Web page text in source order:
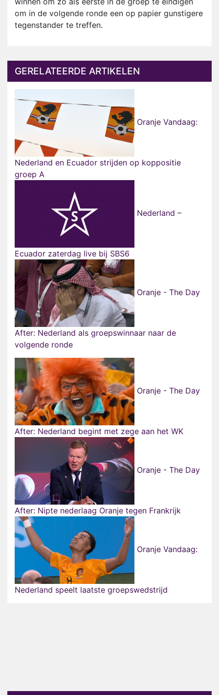
om in de volgende ronde een op papier gunstigere
tegenstander te treffen.
GERELATEERDE ARTIKELEN
Oranje Vandaag:
Nederland en Ecuador strijden op koppositie
groep A
Nederland –
Ecuador zaterdag live bij SBS6
Oranje - The Day
After: Nederland als groepswinnaar naar de
volgende ronde
Oranje - The Day
After: Nederland begint met zege aan het WK
Oranje - The Day
After: Nipte nederlaag Oranje tegen Frankrijk
Oranje Vandaag:
Nederland speelt laatste groepswedstrijd